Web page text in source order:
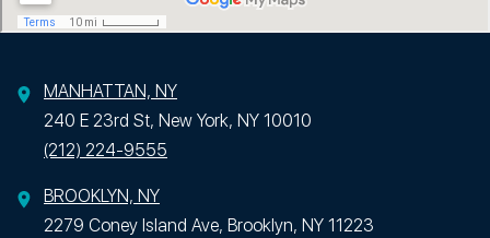
MANHATTAN, NY
240 E 23rd St, New York, NY 10010
(212) 224-9555
BROOKLYN, NY
2279 Coney Island Ave, Brooklyn, NY 11223